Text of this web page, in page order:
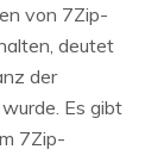
von 7Zip-
deutet
der
Es gibt
7Zip-